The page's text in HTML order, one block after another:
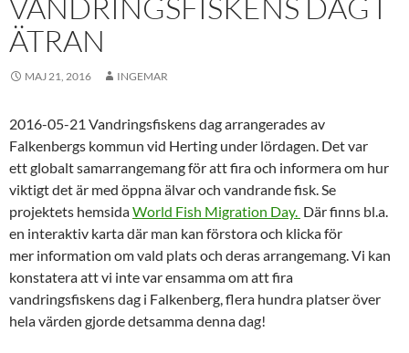
VANDRINGSFISKENS DAG I
ÄTRAN
MAJ 21, 2016 INGEMAR
2016-05-21 Vandringsfiskens dag arrangerades av
Falkenbergs kommun vid Herting under lördagen. Det var
ett globalt samarrangemang för att fira och informera om hur
viktigt det är med öppna älvar och vandrande fisk. Se
projektets hemsidaWorld Fish Migration Day. Där finns bl.a.
en interaktiv karta där man kan förstora och klicka för
mer information om vald plats och deras arrangemang. Vi kan
konstatera att vi inte var ensamma om att fira
vandringsfiskens dag i Falkenberg, flera hundra platser över
hela värden gjorde detsamma denna dag!